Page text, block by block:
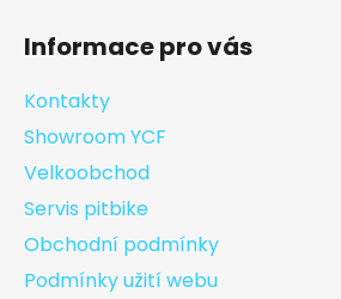
Informace pro vás
Kontakty
Showroom YCF
Velkoobchod
Servis pitbike
Obchodní podmínky
Podmínky užití webu